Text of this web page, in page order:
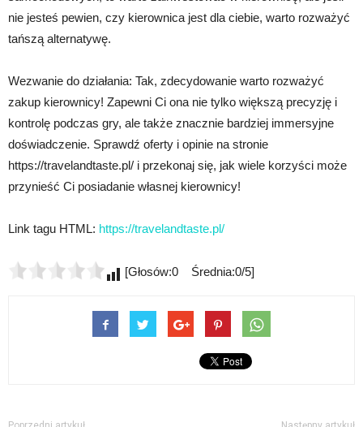
nie jesteś pewien, czy kierownica jest dla ciebie, warto rozważyć
tańszą alternatywę.
Wezwanie do działania: Tak, zdecydowanie warto rozważyć
zakup kierownicy! Zapewni Ci ona nie tylko większą precyzję i
kontrolę podczas gry, ale także znacznie bardziej immersyjne
doświadczenie. Sprawdź oferty i opinie na stronie
https://travelandtaste.pl/ i przekonaj się, jak wiele korzyści może
przynieść Ci posiadanie własnej kierownicy!
Link tagu HTML: https://travelandtaste.pl/
[Głosów:0 Średnia:0/5]